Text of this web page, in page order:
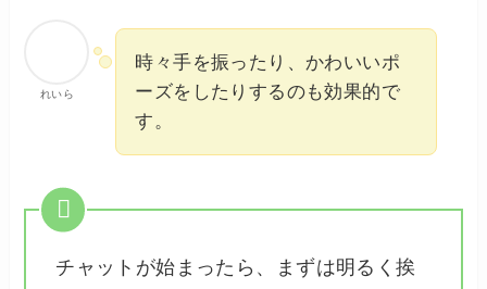
れいら
時々手を振ったり、かわいいポ
ーズをしたりするのも効果的で
す。
チャットが始まったら、まずは明るく挨